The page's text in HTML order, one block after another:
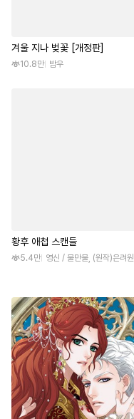
겨울 지나 벚꽃 [개정판]
10.8만 밤우
황후 애첩 스캔들
5.4만 영신 / 물만물, (원작)은려원